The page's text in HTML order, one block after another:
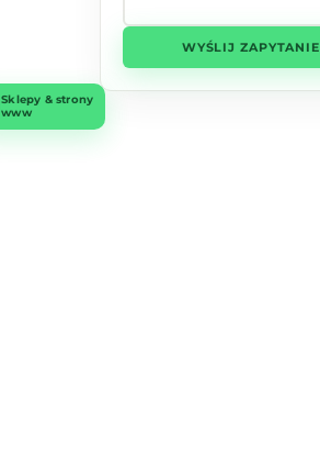
WYŚLIJ ZAPYTANIE
Sklepy & strony
www